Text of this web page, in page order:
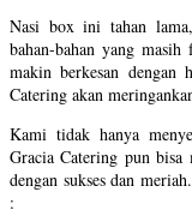
Nasi box ini tahan
bahan-bahan yang
makin berkesan dengan
Catering akan
Kami tidak hanya
Gracia Catering pun bisa
dengan sukses dan
: